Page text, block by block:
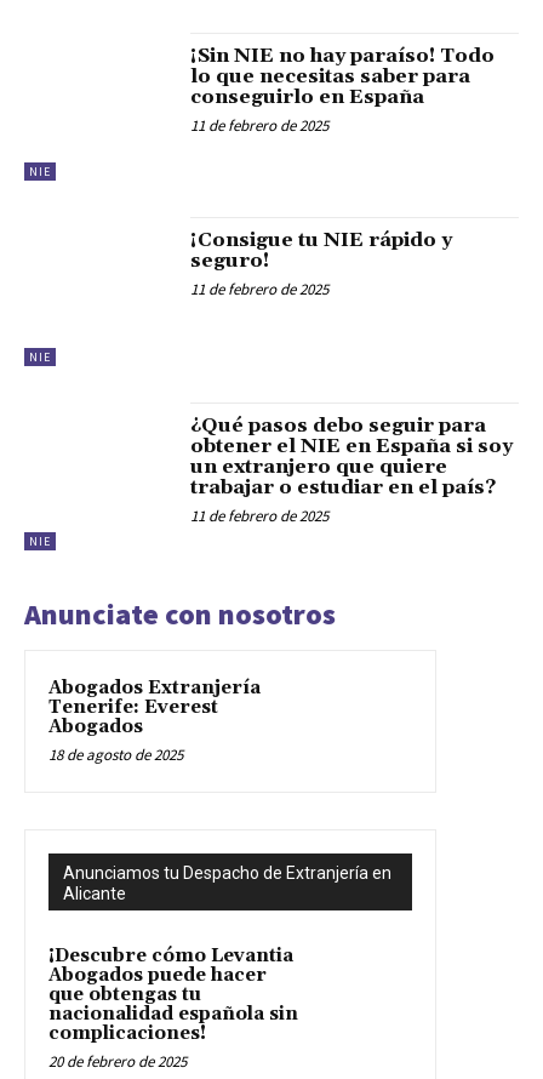
NIE
¡Sin NIE no hay paraíso! Todo
lo que necesitas saber para
conseguirlo en España
11 de febrero de 2025
NIE
¡Consigue tu NIE rápido y
seguro!
11 de febrero de 2025
NIE
¿Qué pasos debo seguir para
obtener el NIE en España si soy
un extranjero que quiere
trabajar o estudiar en el país?
11 de febrero de 2025
Anunciate con nosotros
Abogados Extranjería
Tenerife: Everest
Abogados
18 de agosto de 2025
Anunciamos tu Despacho de Extranjería en
Alicante
¡Descubre cómo Levantia
Abogados puede hacer
que obtengas tu
nacionalidad española sin
complicaciones!
20 de febrero de 2025